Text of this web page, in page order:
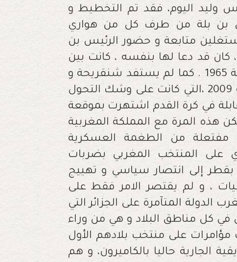
وليد اليوم، فقد تم التخطيط و
بن بلة من طرف كل من هواري
متابعة و حضور الرئيس بن
كان قد دعا لها بنفسه ، كانت بين
المنتخب الجزائري و نظيره البرازيلي سنة 1965 . كما لم يستفد شنقريحة و
تبون من الازمة مع الشقيقة مصر سنة 2009 ،التي كانت على وشك التحول
في كرة القدم اشتهرت بموقعة
هذه المرة مع المملكة المغربية
مفتعلة من الطغمة العسكرية
على المنتخب المغربي بضربات
بقطر إلى انتصار سياسي و تهييج
، و لم يقتصر الامر فقط على
الدولة المتآمرة على الجزائر التي
كل مناطق البلاد و هي من وراء
على منتخب بلادهم الأول
الجارية حاليا بالكاميرون، و هم